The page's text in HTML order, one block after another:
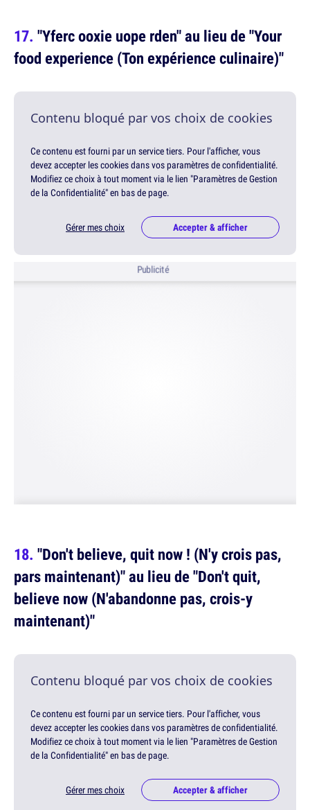
"Yferc ooxie uope rden" au lieu de "Your
food experience (Ton expérience culinaire)"
Contenu bloqué par vos choix de cookies
Ce contenu est fourni par un service tiers. Pour l'afficher, vous
devez accepter les cookies dans vos paramètres de confidentialité.
Modifiez ce choix à tout moment via le lien "Paramètres de Gestion
de la Confidentialité" en bas de page.
Gérer mes choix Accepter & afficher
Publicité
"Don't believe, quit now ! (N'y crois pas,
pars maintenant)" au lieu de "Don't quit,
believe now (N'abandonne pas, crois-y
maintenant)"
Contenu bloqué par vos choix de cookies
Ce contenu est fourni par un service tiers. Pour l'afficher, vous
devez accepter les cookies dans vos paramètres de confidentialité.
Modifiez ce choix à tout moment via le lien "Paramètres de Gestion
de la Confidentialité" en bas de page.
Gérer mes choix Accepter & afficher